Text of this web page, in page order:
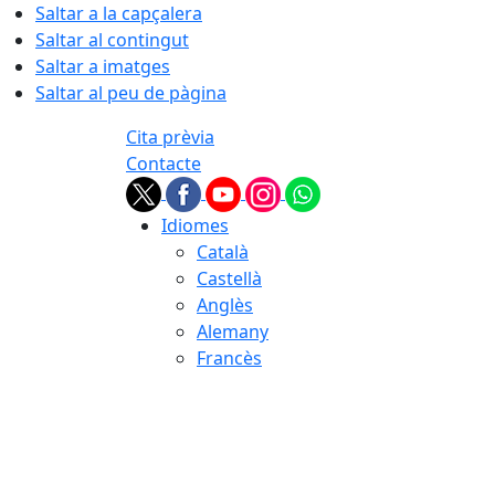
Saltar a la capçalera
Saltar al contingut
Saltar a imatges
Saltar al peu de pàgina
Cita prèvia
Contacte
Idiomes
Català
Castellà
Anglès
Alemany
Francès